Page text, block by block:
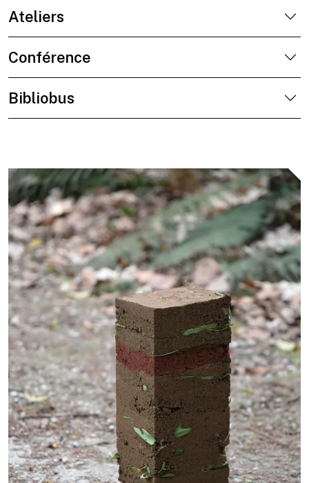
Ateliers
Conférence
Bibliobus